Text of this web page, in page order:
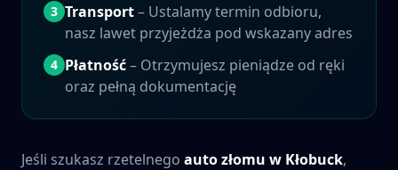
3 Transport– Ustalamy termin odbioru,
nasz lawet przyjeżdża pod wskazany adres
4 Płatność– Otrzymujesz pieniądze od ręki
oraz pełną dokumentację
Jeśli szukasz rzetelnego auto złomu w Kłobuck,